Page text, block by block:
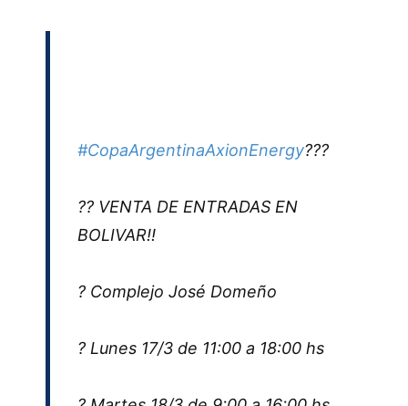
#CopaArgentinaAxionEnergy???
?? VENTA DE ENTRADAS EN
BOLIVAR!!
? Complejo José Domeño
? Lunes 17/3 de 11:00 a 18:00 hs